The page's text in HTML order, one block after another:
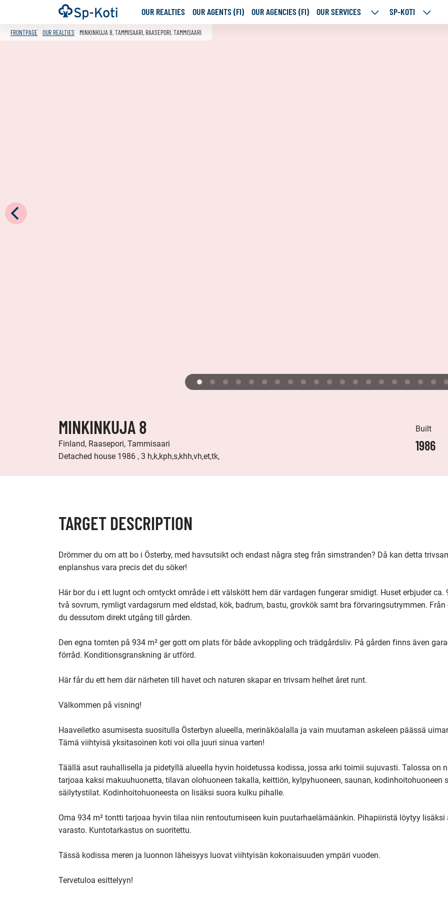
Go
to
content
Frontpage OUR REALTIES OUR AGENTS (FI) OUR AGENCIES (FI) OUR SERVICES
OUR
SP-KOTI
SP-
FRONTPAGE OUR REALTIES MINKINKUJA 8, TAMMISAARI, RAASEPORI, TAMMISAARI
MINKINKUJA 8
Finland, Raasepori, Tammisaari
Detached house 1986 , 3 h,k,kph,s,khh,vh,et,tk,
Built
1986
TARGET DESCRIPTION
Drömmer du om att bo i Österby, med havsutsikt och endast några steg från simstranden? Då kan detta
enplanshus vara precis det du söker!
Här bor du i ett lugnt och omtyckt område i ett välskött hem där vardagen fungerar smidigt. Huset erbjuder ca.
två sovrum, rymligt vardagsrum med eldstad, kök, badrum, bastu, grovkök samt bra förvaringsutrymmen. Från
du dessutom direkt utgång till gården.
Den egna tomten på 934 m² ger gott om plats för både avkoppling och trädgårdsliv. På gården finns även
förråd. Konditionsgranskning är utförd.
Här får du ett hem där närheten till havet och naturen skapar en trivsam helhet året runt.
Välkommen på visning!
Haaveiletko asumisesta suositulla Österbyn alueella, merinäköalalla ja vain muutaman askeleen päässä
Tämä viihtyisä yksitasoinen koti voi olla juuri sinua varten!
Täällä asut rauhallisella ja pidetyllä alueella hyvin hoidetussa kodissa, jossa arki toimii sujuvasti. Talossa on
tarjoaa kaksi makuuhuonetta, tilavan olohuoneen takalla, keittiön, kylpyhuoneen, saunan, kodinhoitohuoneen
säilytystilat. Kodinhoitohuoneesta on lisäksi suora kulku pihalle.
Oma 934 m² tontti tarjoaa hyvin tilaa niin rentoutumiseen kuin puutarhaelämäänkin. Pihapiiristä löytyy lisäksi
varasto. Kuntotarkastus on suoritettu.
Tässä kodissa meren ja luonnon läheisyys luovat viihtyisän kokonaisuuden ympäri vuoden.
Tervetuloa esittelyyn!